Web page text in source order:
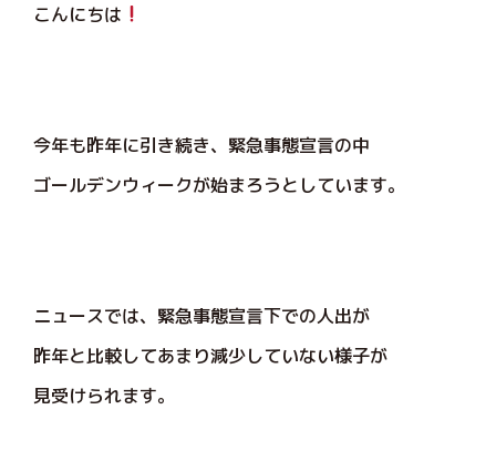
こんにちは
今年も昨年に引き続き、緊急事態宣言の中
ゴールデンウィークが始まろうとしています。
ニュースでは、緊急事態宣言下での人出が
昨年と比較してあまり減少していない様子が
見受けられます。